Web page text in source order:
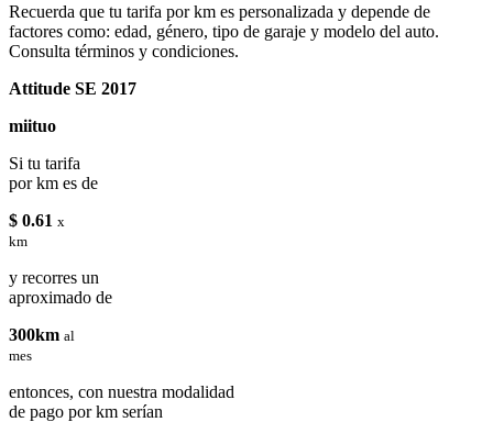
Recuerda que tu tarifa por km es personalizada y depende de
factores como: edad, género, tipo de garaje y modelo del auto.
Consulta términos y condiciones.
Attitude SE 2017
miituo
Si tu tarifa
por km es de
$ 0.61 x
km
y recorres un
aproximado de
300km al
mes
entonces, con nuestra modalidad
de pago por km serían